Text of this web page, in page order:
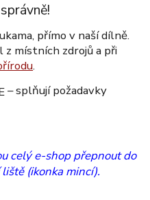
přímo v naší dílně.
z místních zdrojů a při
.
– splňují požadavky
celý e-shop přepnout do
(ikonka mincí).